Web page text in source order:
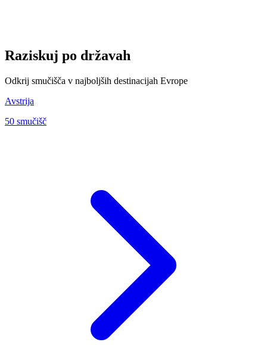
Raziskuj po državah
Odkrij smučišča v najboljših destinacijah Evrope
Avstrija
50 smučišč